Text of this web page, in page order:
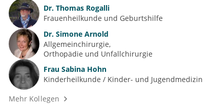
Dr. Thomas Rogalli
Frauenheilkunde und Geburtshilfe
Dr. Simone Arnold
Allgemeinchirurgie
Orthopädie und Unfallchirurgie
Frau Sabina Hohn
Kinderheilkunde / Kinder- und Jugendmedizin
Mehr Kollegen